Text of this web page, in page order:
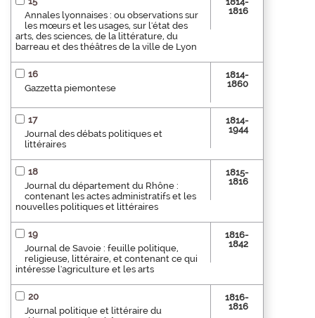
Annales lyonnaises : ou observations sur
les mœurs et les usages, sur l'état des
arts, des sciences, de la littérature, du
barreau et des théâtres de la ville de Lyon
1816
16
Gazzetta piemontese
1814-
1860
17
Journal des débats politiques et
littéraires
1814-
1944
18
Journal du département du Rhône :
contenant les actes administratifs et les
nouvelles politiques et littéraires
1815-
1816
19
Journal de Savoie : feuille politique,
religieuse, littéraire, et contenant ce qui
intéresse l'agriculture et les arts
1816-
1842
20
Journal politique et littéraire du
1816-
1816